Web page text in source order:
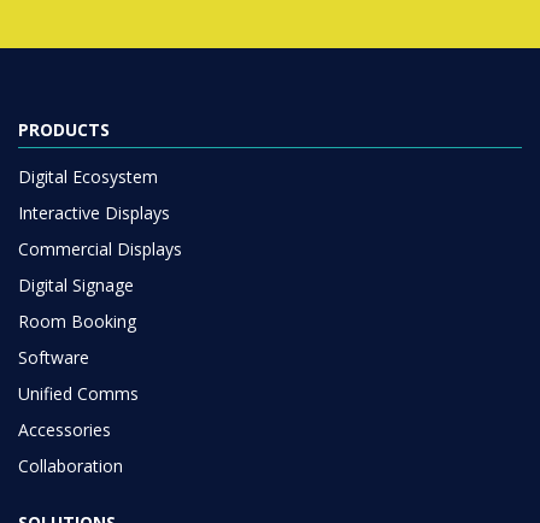
PRODUCTS
Digital Ecosystem
Interactive Displays
Commercial Displays
Digital Signage
Room Booking
Software
Unified Comms
Accessories
Collaboration